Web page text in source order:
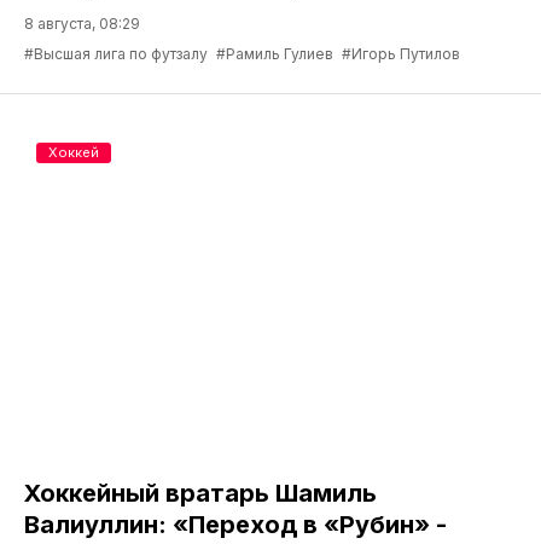
8 августа, 08:29
#Высшая лига по футзалу #Рамиль Гулиев #Игорь Путилов
Хоккейный вратарь Шамиль
Валиуллин: «Переход в «Рубин» -
Хоккей